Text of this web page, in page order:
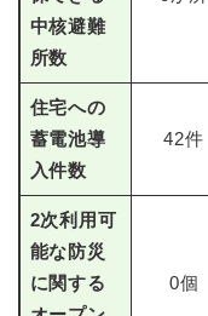
中核避難
所数
住宅への
蓄電池導
入件数
42件
2次利用可
能な防災
に関する
0個